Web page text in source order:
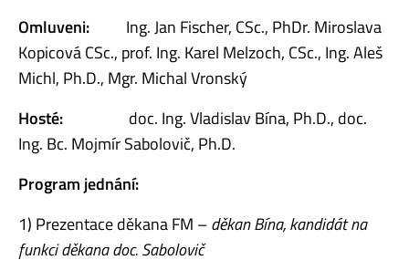
Omluveni: Ing. Jan Fischer, CSc., PhDr. Miroslava
Kopicová CSc., prof. Ing. Karel Melzoch, CSc., Ing. Aleš
Michl, Ph.D., Mgr. Michal Vronský
Hosté: doc. Ing. Vladislav Bína, Ph.D., doc.
Ing. Bc. Mojmír Sabolovič, Ph.D.
Program jednání:
1) Prezentace děkana FM –děkan Bína, kandidát na
funkci děkana doc. Sabolovič